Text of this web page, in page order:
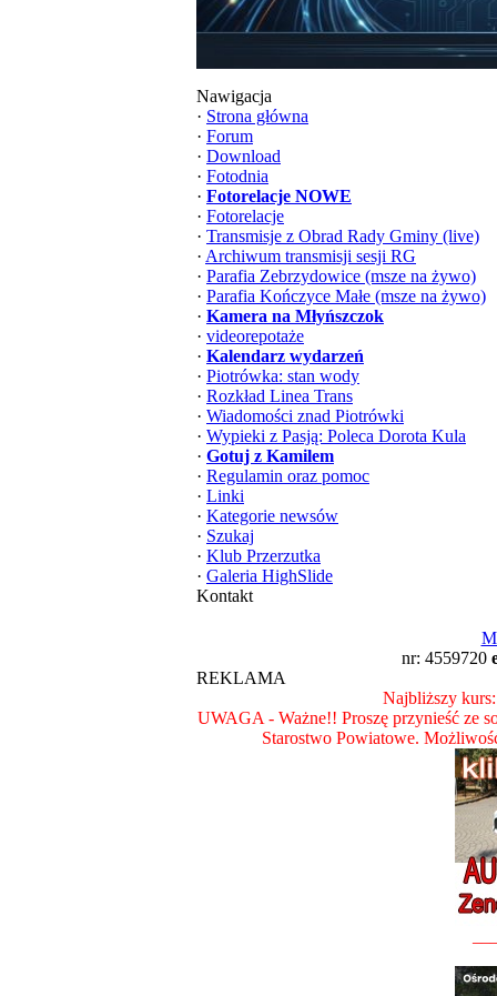
Nawigacja
· Strona główna
· Forum
· Download
· Fotodnia
· Fotorelacje NOWE
· Fotorelacje
· Transmisje z Obrad Rady Gminy (live)
· Archiwum transmisji sesji RG
· Parafia Zebrzydowice (msze na żywo)
· Parafia Kończyce Małe (msze na żywo)
· Kamera na Młyńszczok
· videorepotaże
· Kalendarz wydarzeń
· Piotrówka: stan wody
· Rozkład Linea Trans
· Wiadomości znad Piotrówki
· Wypieki z Pasją: Poleca Dorota Kula
· Gotuj z Kamilem
· Regulamin oraz pomoc
· Linki
· Kategorie newsów
· Szukaj
· Klub Przerzutka
· Galeria HighSlide
Kontakt
nr: 4559720
REKLAMA
Najbliższy
UWAGA - Ważne!! Proszę przynieść ze
Starostwo Powiatowe.